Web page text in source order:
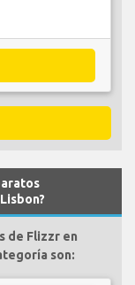
de Flizzr en
son: